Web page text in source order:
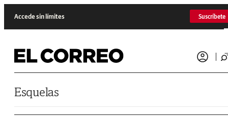
Accede sin límites Suscríbete
Esquelas